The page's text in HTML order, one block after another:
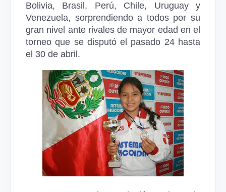
Bolivia, Brasil, Perú, Chile, Uruguay y
Venezuela, sorprendiendo a todos por su
gran nivel ante rivales de mayor edad en el
torneo que se disputó el pasado 24 hasta
el 30 de abril.